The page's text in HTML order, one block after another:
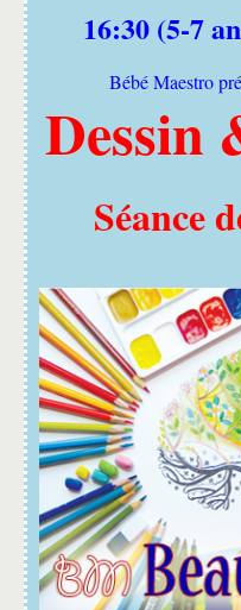
16:30 (5-7
Bébé Maestro
Dessin
Séance